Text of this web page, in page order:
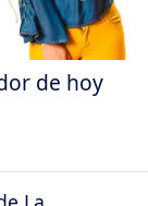
de hoy